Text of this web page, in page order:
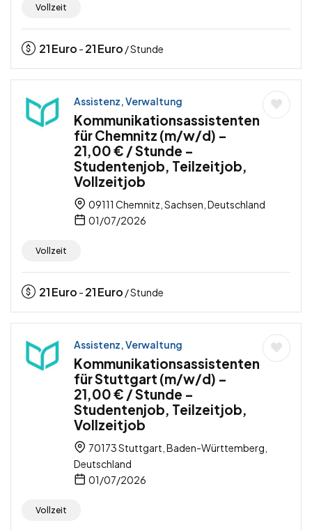
Vollzeit
21Euro - 21Euro / Stunde
Assistenz, Verwaltung
Kommunikationsassistenten
für Chemnitz (m/w/d) –
21,00 € / Stunde –
Studentenjob, Teilzeitjob,
Vollzeitjob
09111 Chemnitz, Sachsen, Deutschland
01/07/2026
Vollzeit
21Euro - 21Euro / Stunde
Assistenz, Verwaltung
Kommunikationsassistenten
für Stuttgart (m/w/d) –
21,00 € / Stunde –
Studentenjob, Teilzeitjob,
Vollzeitjob
70173 Stuttgart, Baden-Württemberg,
Deutschland
01/07/2026
Vollzeit